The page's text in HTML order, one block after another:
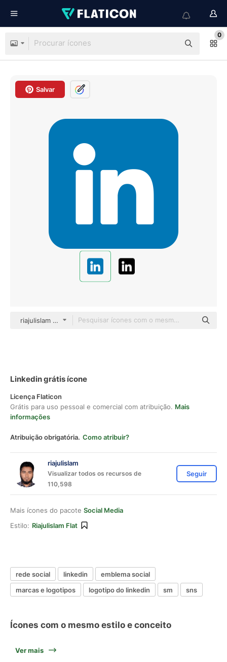
0
Salvar
riajulislam Flat
Linkedin grátis ícone
Licença Flaticon
Grátis para uso pessoal e comercial com atribuição. Mais
informações
Atribuição obrigatória. Como atribuir?
riajulislam
Visualizar todos os recursos de
110,598
Seguir
Mais ícones do pacote Social Media
Estilo: Riajulislam Flat
rede social linkedin
emblema social
marcas e logotipos
logotipo do linkedin sm sns
Ícones com o mesmo estilo e conceito
Ver mais